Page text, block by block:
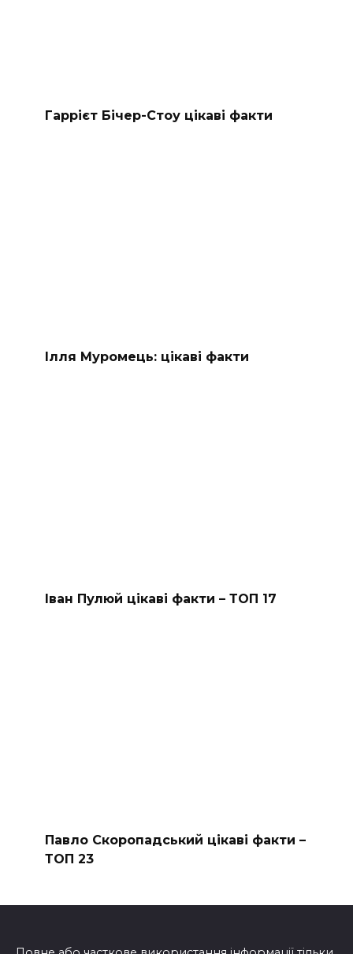
Гаррієт Бічер-Стоу цікаві факти
Ілля Муромець: цікаві факти
Іван Пулюй цікаві факти – ТОП 17
Павло Скоропадський цікаві факти –
ТОП 23